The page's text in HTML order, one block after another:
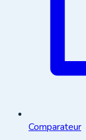
Comparateur